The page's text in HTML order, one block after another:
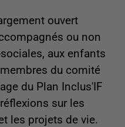
ouvert
ou non
aux enfants
du comité
du Plan Inclus'IF
sur les
les projets de vie.